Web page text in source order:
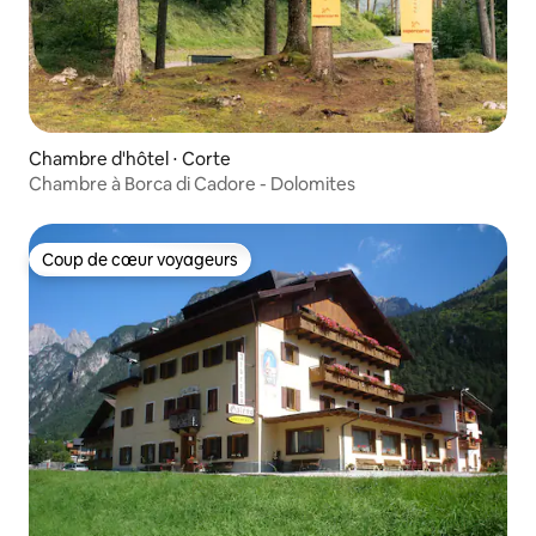
Chambre d'hôtel ⋅ Corte
Chambre à Borca di Cadore - Dolomites
Coup de cœur voyageurs
Coup de cœur voyageurs